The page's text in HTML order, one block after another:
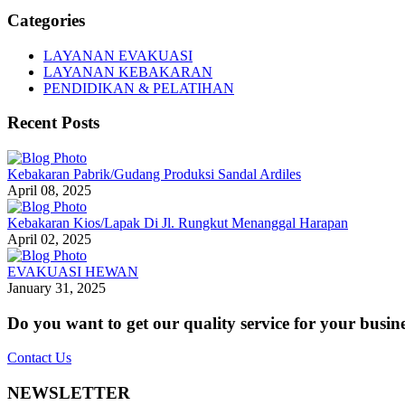
Categories
LAYANAN EVAKUASI
LAYANAN KEBAKARAN
PENDIDIKAN & PELATIHAN
Recent Posts
Kebakaran Pabrik/Gudang Produksi Sandal Ardiles
April 08, 2025
Kebakaran Kios/Lapak Di Jl. Rungkut Menanggal Harapan
April 02, 2025
EVAKUASI HEWAN
January 31, 2025
Do you want to get our quality service for your
Contact Us
NEWSLETTER